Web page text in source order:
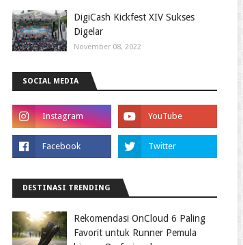
DigiCash Kickfest XIV Sukses
Digelar
November 08, 2022
SOCIAL MEDIA
DESTINASI TRENDING
Rekomendasi OnCloud 6 Paling
Favorit untuk Runner Pemula